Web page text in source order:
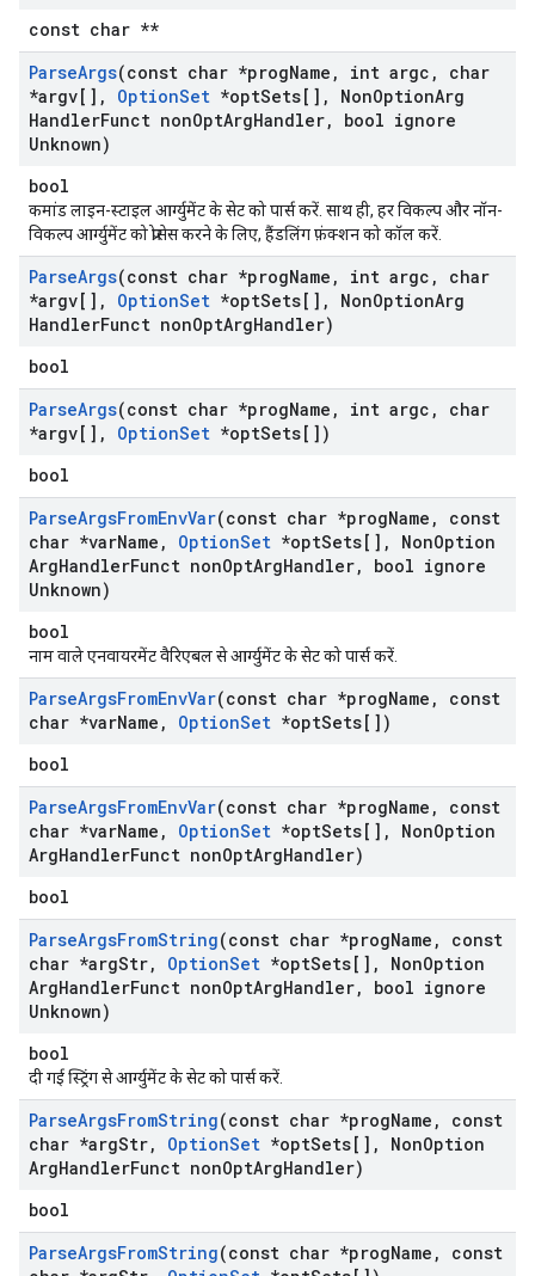
const char **
ParseArgs(const char *progName , int argc ,
char
*argv[] , OptionSet *optSets[] , NonOptionArg
HandlerFunct nonOptArgHandler,
bool ignore
Unknown)
bool
कमांड लाइन-स्टाइल आर्ग्युमेंट के सेट को पार्स करें. साथ ही, हर विकल्प और नॉन-
विकल्प आर्ग्युमेंट को प्रोसेस करने के लिए, हैंडलिंग फ़ंक्शन को कॉल करें.
ParseArgs(const char *progName , int argc ,
char
*argv[] , OptionSet *optSets[] , NonOptionArg
HandlerFunct nonOptArgHandler)
bool
ParseArgs(const char *progName , int argc ,
char
*argv[] , OptionSet *optSets[])
bool
ParseArgsFromEnvVar(const char *progName ,
const
char *varName , OptionSet *optSets[] , NonOption
ArgHandlerFunct nonOptArgHandler,
bool ignore
Unknown)
bool
नाम वाले एनवायरमेंट वैरिएबल से आर्ग्युमेंट के सेट को पार्स करें.
ParseArgsFromEnvVar(const char *progName ,
const
char *varName , OptionSet *optSets[])
bool
ParseArgsFromEnvVar(const char *progName ,
const
char *varName , OptionSet *optSets[] , NonOption
ArgHandlerFunct nonOptArgHandler)
bool
ParseArgsFromString(const char *progName ,
const
char *argStr, OptionSet *optSets[] , NonOption
ArgHandlerFunct nonOptArgHandler,
bool ignore
Unknown)
bool
दी गई स्ट्रिंग से आर्ग्युमेंट के सेट को पार्स करें.
ParseArgsFromString(const char *progName ,
const
char *argStr, OptionSet *optSets[] , NonOption
ArgHandlerFunct nonOptArgHandler)
bool
ParseArgsFromString(const char *progName ,
const